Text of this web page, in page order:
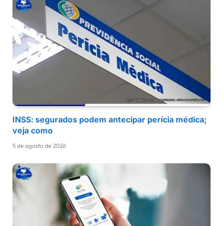
INSS: segurados podem antecipar perícia médica;
veja como
5 de agosto de 2026